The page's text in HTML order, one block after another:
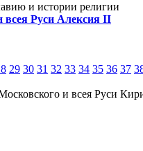
и истории религии
всея Руси Алексия II
29 30 31 32 33 34 35 36 37
и всея Руси